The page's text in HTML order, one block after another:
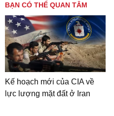
BẠN CÓ THỂ QUAN TÂM
Kế hoạch mới của CIA về
lực lượng mặt đất ở Iran